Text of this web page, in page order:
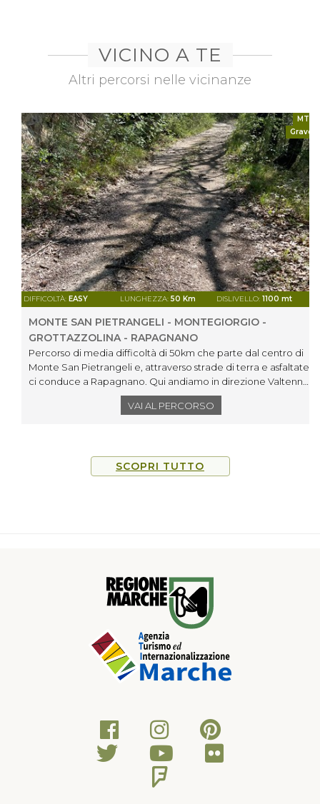
VICINO A TE
Altri percorsi nelle vicinanze
MTB
Gravel
DIFFICOLTÀ: EASY LUNGHEZZA: 50 Km DISLIVELLO: 1100 mt
MONTE SAN PIETRANGELI - MONTEGIORGIO -
GROTTAZZOLINA - RAPAGNANO
Percorso di media difficoltà di 50km che parte dal centro di
Monte San Pietrangeli e, attraverso strade di terra e asfaltate,
ci conduce a Rapagnano. Qui andiamo in direzione Valtenna
e, percorrendo una strada lungofiume, arriviamo al centro di
Grottazzolina per poi proseguire al centro di Magliano di
VAI AL PERCORSO
SCOPRI TUTTO